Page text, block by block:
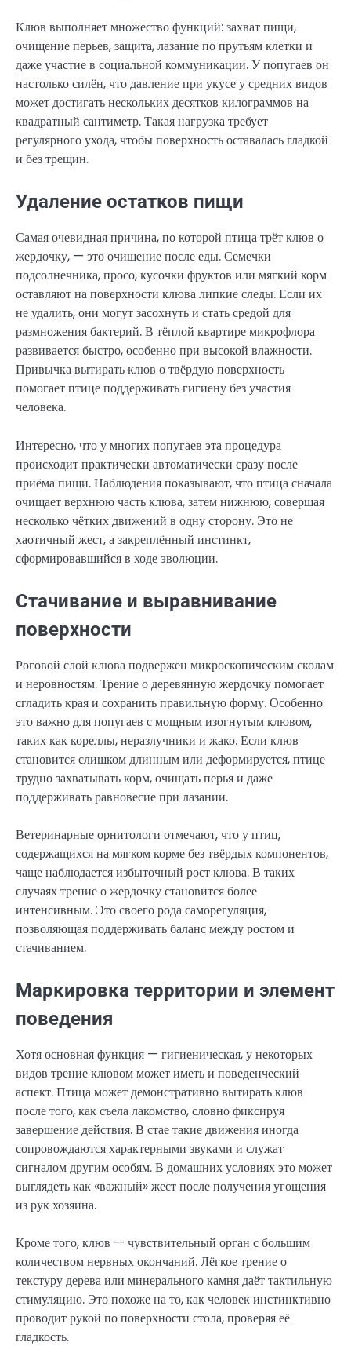
Клюв выполняет множество функций: захват пищи,
очищение перьев, защита, лазание по прутьям клетки и
даже участие в социальной коммуникации. У попугаев он
настолько силён, что давление при укусе у средних видов
может достигать нескольких десятков килограммов на
квадратный сантиметр. Такая нагрузка требует
регулярного ухода, чтобы поверхность оставалась гладкой
и без трещин.
Удаление остатков пищи
Самая очевидная причина, по которой птица трёт клюв о
жердочку, — это очищение после еды. Семечки
подсолнечника, просо, кусочки фруктов или мягкий корм
оставляют на поверхности клюва липкие следы. Если их
не удалить, они могут засохнуть и стать средой для
размножения бактерий. В тёплой квартире микрофлора
развивается быстро, особенно при высокой влажности.
Привычка вытирать клюв о твёрдую поверхность
помогает птице поддерживать гигиену без участия
человека.
Интересно, что у многих попугаев эта процедура
происходит практически автоматически сразу после
приёма пищи. Наблюдения показывают, что птица сначала
очищает верхнюю часть клюва, затем нижнюю, совершая
несколько чётких движений в одну сторону. Это не
хаотичный жест, а закреплённый инстинкт,
сформировавшийся в ходе эволюции.
Стачивание и выравнивание
поверхности
Роговой слой клюва подвержен микроскопическим сколам
и неровностям. Трение о деревянную жердочку помогает
сгладить края и сохранить правильную форму. Особенно
это важно для попугаев с мощным изогнутым клювом,
таких как кореллы, неразлучники и жако. Если клюв
становится слишком длинным или деформируется, птице
трудно захватывать корм, очищать перья и даже
поддерживать равновесие при лазании.
Ветеринарные орнитологи отмечают, что у птиц,
содержащихся на мягком корме без твёрдых компонентов,
чаще наблюдается избыточный рост клюва. В таких
случаях трение о жердочку становится более
интенсивным. Это своего рода саморегуляция,
позволяющая поддерживать баланс между ростом и
стачиванием.
Маркировка территории и элемент
поведения
Хотя основная функция — гигиеническая, у некоторых
видов трение клювом может иметь и поведенческий
аспект. Птица может демонстративно вытирать клюв
после того, как съела лакомство, словно фиксируя
завершение действия. В стае такие движения иногда
сопровождаются характерными звуками и служат
сигналом другим особям. В домашних условиях это может
выглядеть как «важный» жест после получения угощения
из рук хозяина.
Кроме того, клюв — чувствительный орган с большим
количеством нервных окончаний. Лёгкое трение о
текстуру дерева или минерального камня даёт тактильную
стимуляцию. Это похоже на то, как человек инстинктивно
проводит рукой по поверхности стола, проверяя её
гладкость.